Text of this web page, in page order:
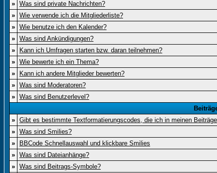
» Was sind private Nachrichten?
» Wie verwende ich die Mitgliederliste?
» Wie benutze ich den Kalender?
» Was sind Ankündigungen?
»
Kann ich Umfragen starten bzw. daran teilnehmen?
» Wie bewerte ich ein Thema?
»
Kann ich andere Mitglieder bewerten?
» Was sind Moderatoren?
» Was sind Benutzerlevel?
» Gibt es bestimmte Textformatierungscodes, die ich in meinen
» Was sind Smilies?
»
BBCode Schnellauswahl und klickbare Smilies
» Was sind Dateianhänge?
» Was sind Beitrags-Symbole?